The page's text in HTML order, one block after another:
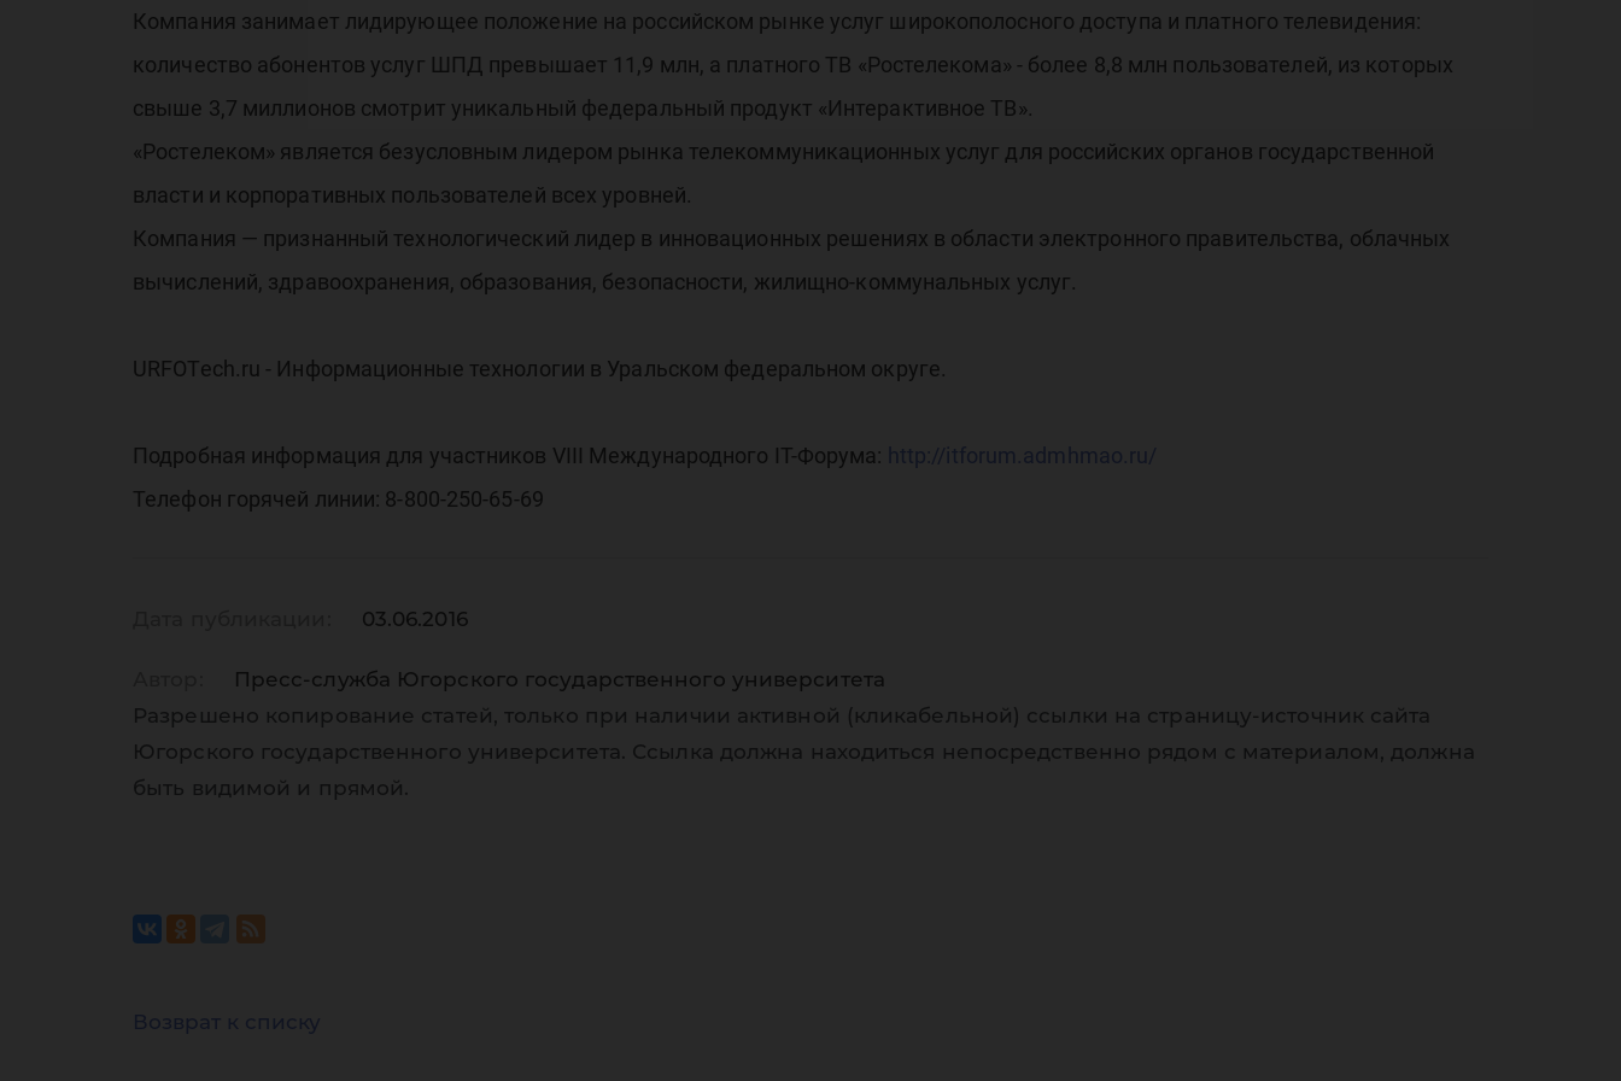
Компания занимает лидирующее положение на российском рынке услуг широкополосного доступа и платного телевидения:
количество абонентов услуг ШПД превышает 11,9 млн, а платного ТВ «Ростелекома» - более 8,8 млн пользователей, из которых
свыше 3,7 миллионов смотрит уникальный федеральный продукт «Интерактивное ТВ».
«Ростелеком» является безусловным лидером рынка телекоммуникационных услуг для российских органов государственной
власти и корпоративных пользователей всех уровней.
Компания — признанный технологический лидер в инновационных решениях в области электронного правительства, облачных
вычислений, здравоохранения, образования, безопасности, жилищно-коммунальных услуг.
URFOTech.ru - Информационные технологии в Уральском федеральном округе.
Подробная информация для участников VIII Международного IТ-Форума: http://itforum.admhmao.ru/
Телефон горячей линии: 8-800-250-65-69
03.06.2016
Пресс-служба Югорского государственного университета
Разрешено копирование статей, только при наличии активной (кликабельной) ссылки на страницу-источник сайта
Югорского государственного университета. Ссылка должна находиться непосредственно рядом с материалом, должна
быть видимой и прямой.
Возврат к списку